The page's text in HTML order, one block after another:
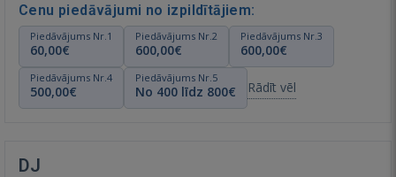
Cenu piedāvājumi no izpildītājiem:
Piedāvājums Nr.1
60,00€
Piedāvājums Nr.2
600,00€
Piedāvājums Nr.3
600,00€
Piedāvājums Nr.4
500,00€
Piedāvājums Nr.5
No 400 līdz 800€ Rādīt vēl
DJ